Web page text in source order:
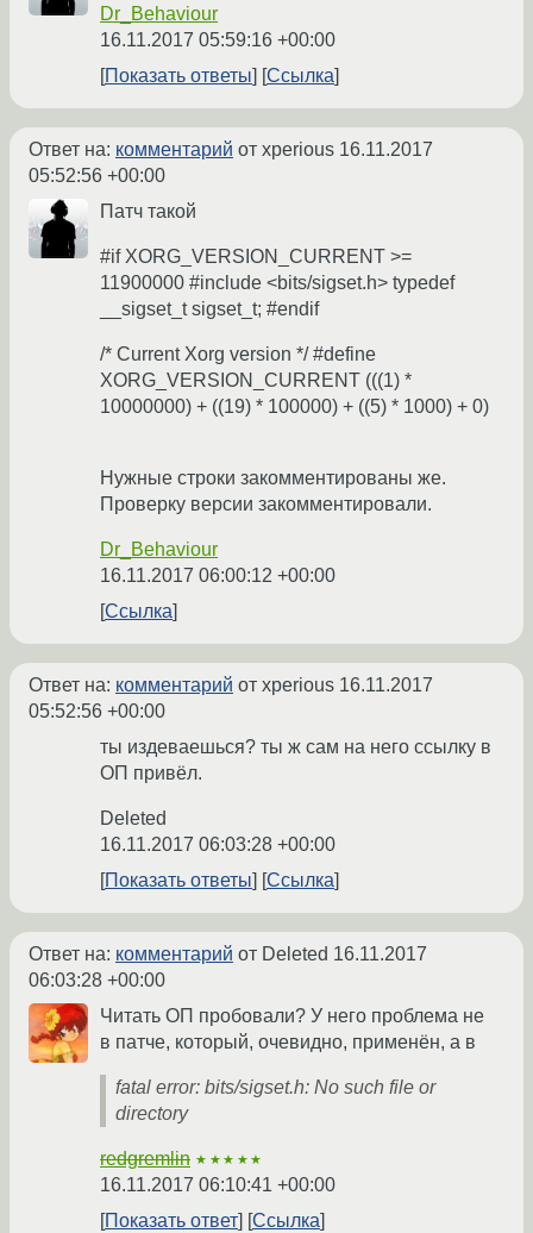
Dr_Behaviour
16.11.2017 05:59:16 +00:00
Показать ответы
Ссылка
Ответ на: комментарий от xperious 16.11.2017
05:52:56 +00:00
Патч такой
#if XORG_VERSION_CURRENT >=
11900000 #include <bits/sigset.h> typedef
__sigset_t sigset_t; #endif
/* Current Xorg version */ #define
XORG_VERSION_CURRENT (((1) *
10000000) + ((19) * 100000) + ((5) * 1000) + 0)
Нужные строки закомментированы же.
Проверку версии закомментировали.
Dr_Behaviour
16.11.2017 06:00:12 +00:00
Ссылка
Ответ на: комментарий от xperious 16.11.2017
05:52:56 +00:00
ты издеваешься? ты ж сам на него ссылку в
ОП привёл.
Deleted
16.11.2017 06:03:28 +00:00
Показать ответы
Ссылка
Ответ на: комментарий от Deleted 16.11.2017
06:03:28 +00:00
Читать ОП пробовали? У него проблема не
в патче, который, очевидно, применён, а в
fatal error: bits/sigset.h: No such file or
directory
redgremlin ★★★★★
16.11.2017 06:10:41 +00:00
Показать ответ
Ссылка